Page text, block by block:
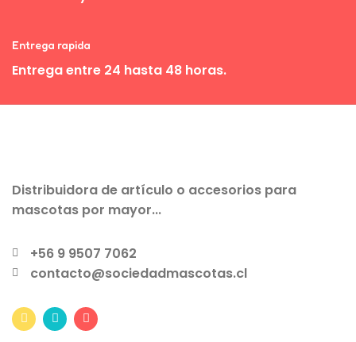
Entrega rapida
Entrega entre 24 hasta 48 horas.
Distribuidora de artículo o accesorios para
mascotas por mayor...
+56 9 9507 7062
contacto@sociedadmascotas.cl